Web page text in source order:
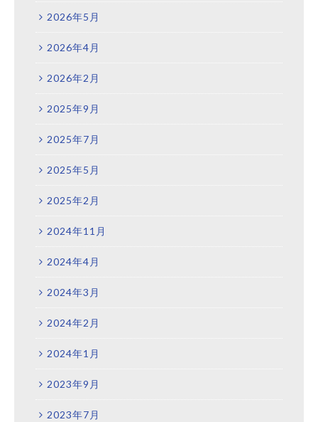
2026年5月
2026年4月
2026年2月
2025年9月
2025年7月
2025年5月
2025年2月
2024年11月
2024年4月
2024年3月
2024年2月
2024年1月
2023年9月
2023年7月